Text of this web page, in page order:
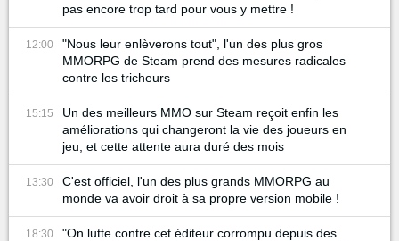
pas encore trop tard pour vous y mettre !
12:00
"Nous leur enlèverons tout", l'un des plus gros
MMORPG de Steam prend des mesures radicales
contre les tricheurs
15:15
Un des meilleurs MMO sur Steam reçoit enfin les
améliorations qui changeront la vie des joueurs en
jeu, et cette attente aura duré des mois
13:30
C'est officiel, l'un des plus grands MMORPG au
monde va avoir droit à sa propre version mobile !
18:30
"On lutte contre cet éditeur corrompu depuis des